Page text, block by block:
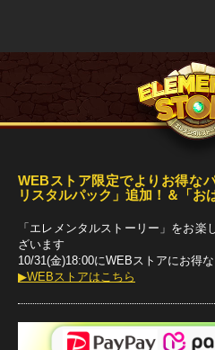
WEBストア限定でよりお得な
リスタルパック」追加！＆「お
「エレメンタルストーリー」をお
ざいます
10/31(金)18:00にWEBストアにお得
▶WEBストアはこちら